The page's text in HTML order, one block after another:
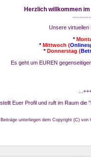
Herzlich willkommen
Unsere virtuellen
*
*Mittwoch (
*Donnerstag (
Es geht um EUREN
Euer Profil und ruft im Raum
unterliegen dem Copyright (C)